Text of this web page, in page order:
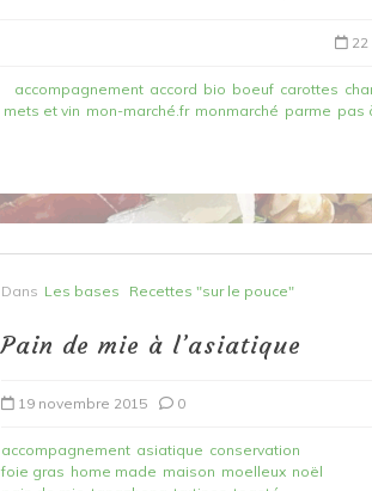
accompagnement accord bio boeuf carottes
mets et vin mon-marché.fr monmarché parme pas
Dans Les bases Recettes "sur le pouce"
Pain de mie à l’asiatique
19 novembre 2015 0
accompagnement asiatique conservation
foie gras home made maison moelleux noël
Filet de merlan en 2
fondue de poireau à